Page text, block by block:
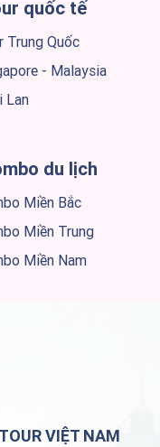
quốc tế
Trung Quốc
- Malaysia
Lan
du lịch
Miền Bắc
Miền Trung
Miền Nam
VIỆT NAM